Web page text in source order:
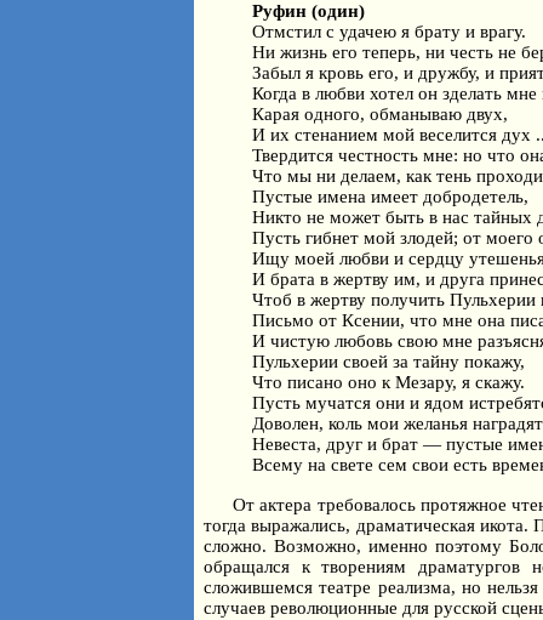
Руфин (один)
Отмстил с удачею я брату и врагу.
Ни жизнь его теперь, ни честь не
Забыл я кровь его, и дружбу, и
Когда в любви хотел он зделать мне
Карая одного, обманываю двух,
И их стенанием мой веселится дух
Твердится честность мне: но что
Что мы ни делаем, как тень
Пустые имена имеет добродетель,
Никто не может быть в нас тайных
Пусть гибнет мой злодей; от моего
Ищу моей любви и сердцу
И брата в жертву им, и друга
Чтоб в жертву получить Пульхерии
Письмо от Ксении, что мне она
И чистую любовь свою мне
Пульхерии своей за тайну покажу,
Что писано оно к Мезару, я скажу.
Пусть мучатся они и ядом
Доволен, коль мои желанья
Невеста, друг и брат — пустые
Всему на свете сем свои есть
От актера требовалось протяжное
тогда выражались, драматическая икота.
сложно. Возможно, именно поэтому
обращался к творениям
сложившемся театре реализма, но
случаев революционные для русской